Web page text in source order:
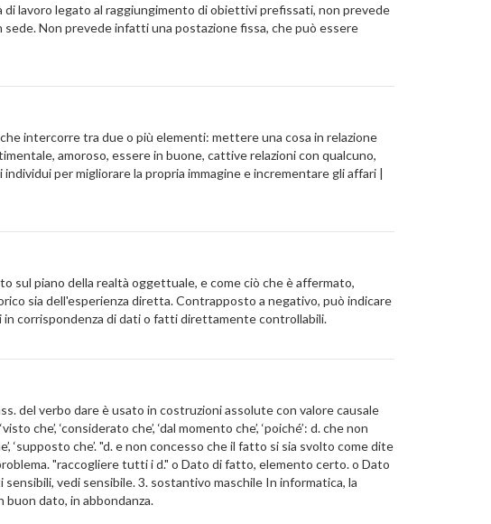
lavoro legato al raggiungimento di obiettivi prefissati, non prevede
Non prevede infatti una postazione fissa, che può essere
intercorre tra due o più elementi: mettere una cosa in relazione
amoroso, essere in buone, cattive relazioni con qualcuno,
per migliorare la propria immagine e incrementare gli affari |
sul piano della realtà oggettuale, e come ciò che è affermato,
sia dell'esperienza diretta. Contrapposto a negativo, può indicare
in corrispondenza di dati o fatti direttamente controllabili.
del verbo dare è usato in costruzioni assolute con valore causale
che’, ‘considerato che’, ‘dal momento che’, ‘poiché’: d. che non
‘supposto che’. "d. e non concesso che il fatto si sia svolto come dite
"raccogliere tutti i d." o Dato di fatto, elemento certo. o Dato
vedi sensibile. 3. sostantivo maschile In informatica, la
dato, in abbondanza.